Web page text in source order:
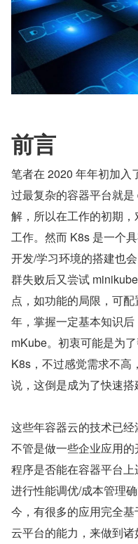
前言
笔者在 2020 年年初加入
过最复杂的容器平台就
解，所以在工作的初期
工作。然而 K8s 是一个
开发/学习环境的搭建也
群失败后又尝试
点，如功能的局限，可
年，掌握一定基本知识
mKube。初衷可能是为
K8s，不过感觉需求不高
说，这倒是成为了快速搭
这些年容器云的技术已经
不管是做一些企业应用
程序是否能在容器平台
进行性能调优/成本管理
今，有很多的应用完全
云平台的能力，来做到